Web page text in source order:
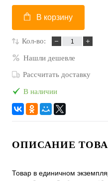
В корзину
Кол-во:
Нашли дешевле
Рассчитать доставку
В наличии
ОПИСАНИЕ
Товар в единичном